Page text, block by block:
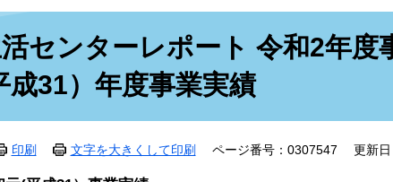
センターレポート 令和2年度
31）年度事業実績
印刷 文字を大きくして印刷 ページ番号：0307547 更新